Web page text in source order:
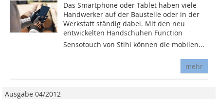
Das Smartphone oder Tablet haben viele
Handwerker auf der Baustelle oder in der
Werkstatt ständig dabei. Mit den neu
entwickelten Handschuhen Function
Sensotouch von Stihl können die mobilen...
mehr
Ausgabe 04/2012